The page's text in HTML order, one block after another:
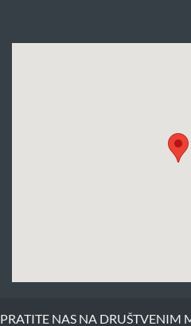
PRATITE NAS NA DRUŠTVENIM